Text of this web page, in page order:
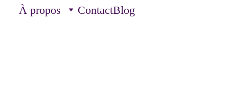
À propos
ContactBlog